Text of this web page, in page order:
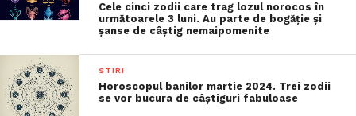
Cele cinci zodii care trag lozul norocos în
următoarele 3 luni. Au parte de bogăție și
șanse de câștig nemaipomenite
STIRI
Horoscopul banilor martie 2024. Trei zodii
se vor bucura de câștiguri fabuloase